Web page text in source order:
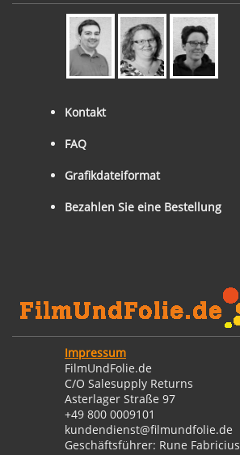
Kontakt
FAQ
Grafikdateiformat
Bezahlen Sie eine Bestellung
Impressum
FilmUndFolie.de
C/O Salesupply Returns
Asterlager Straße 97
+49 800 0009101
kundendienst@filmundfolie.de
Geschäftsführer: Rune Fabricius